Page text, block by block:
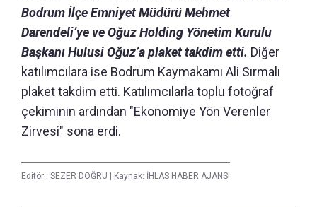
Bodrum İlçe Emniyet Müdürü Mehmet
Darendeli’ye ve Oğuz Holding Yönetim Kurulu
Başkanı Hulusi Oğuz’a plaket takdim etti. Diğer
katılımcılara ise Bodrum Kaymakamı Ali Sırmalı
plaket takdim etti. Katılımcılarla toplu fotoğraf
çekiminin ardından "Ekonomiye Yön Verenler
Zirvesi" sona erdi.
Editör : SEZER DOĞRU Kaynak: İHLAS HABER AJANSI